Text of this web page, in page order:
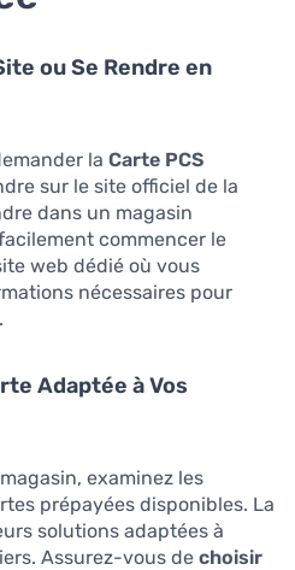
ou Se Rendre en
la Carte PCS
sur le site officiel de la
dans un magasin
commencer le
web dédié où vous
nécessaires pour
Adaptée à Vos
examinez les
prépayées disponibles. La
solutions adaptées à
Assurez-vous de choisir